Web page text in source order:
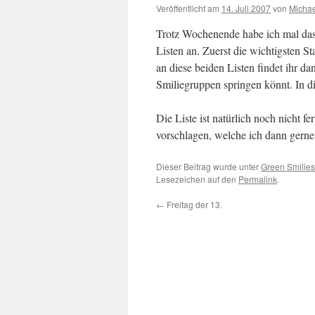
Veröffentlicht am 14. Juli 2007von
Trotz Wochenende habe ich mal
Listen an. Zuerst die wichtigsten
an diese beiden Listen findet ihr
Smiliegruppen springen könnt. In
Die Liste ist natürlich noch nicht
vorschlagen, welche ich dann
Dieser Beitrag wurde unterGreen
Lesezeichen auf den Permalink.
← Freitag der 13.